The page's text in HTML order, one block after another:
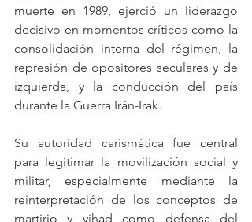
muerte en 1989, ejerció un liderazgo
decisivo en momentos críticos como la
consolidación interna del régimen, la
represión de opositores seculares y de
izquierda, y la conducción del país
durante la Guerra Irán-Irak.
Su autoridad carismática fue central
para legitimar la movilización social y
militar, especialmente mediante la
reinterpretación de los conceptos de
martirio y yihad como defensa del